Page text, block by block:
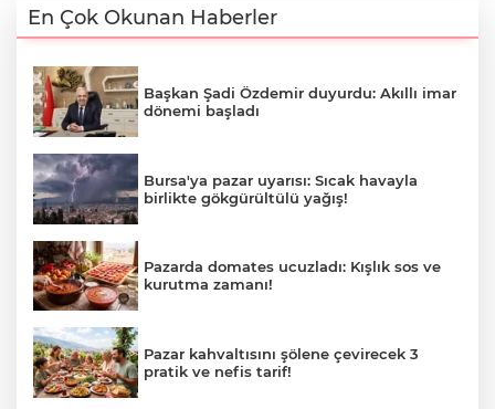
En Çok Okunan Haberler
Başkan Şadi Özdemir duyurdu: Akıllı imar
dönemi başladı
Bursa'ya pazar uyarısı: Sıcak havayla
birlikte gökgürültülü yağış!
Pazarda domates ucuzladı: Kışlık sos ve
kurutma zamanı!
Pazar kahvaltısını şölene çevirecek 3
pratik ve nefis tarif!